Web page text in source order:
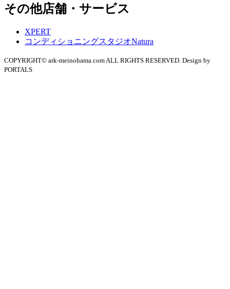
その他店舗・サービス
XPERT
コンディショニングスタジオNatura
COPYRIGHT© ark-meinohama.com ALL RIGHTS RESERVED. Design by
PORTALS